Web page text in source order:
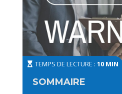
TEMPS DE LECTURE : 10 MIN